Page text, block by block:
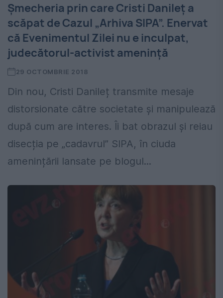
Șmecheria prin care Cristi Danileț a
scăpat de Cazul „Arhiva SIPA”. Enervat
că Evenimentul Zilei nu e inculpat,
judecătorul-activist amenință
29 OCTOMBRIE 2018
Din nou, Cristi Danileț transmite mesaje
distorsionate către societate și manipulează
după cum are interes. Îi bat obrazul și reiau
disecția pe „cadavrul” SIPA, în ciuda
amenințării lansate pe blogul...